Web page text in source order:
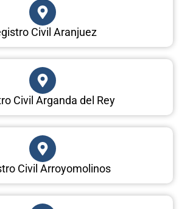
Civil Aranjuez
Civil Arganda del Rey
Civil Arroyomolinos